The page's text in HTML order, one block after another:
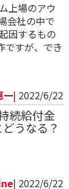
上場のアウ
会社の中で
因するもの
ですが、でき
| 2022/6/22
続給付金
うなる？
| 2022/6/22